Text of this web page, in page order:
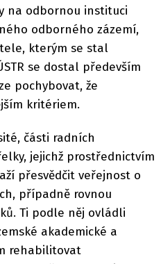
na odbornou instituci
odborného zázemí,
kterým se stal
se dostal především
pochybovat, že
kritériem.
části radních
jejichž prostřednictvím
přesvědčit veřejnost o
případně rovnou
Ti podle něj ovládli
akademické a
rehabilitovat